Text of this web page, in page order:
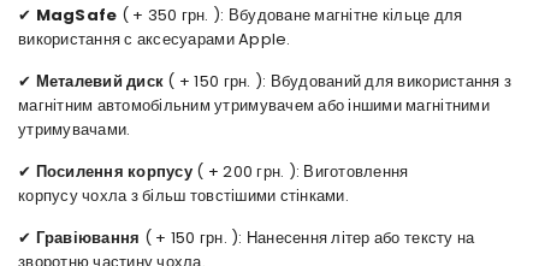
✔ MagSafe ( + 350 грн. ): Вбудоване магнітне кільце для
використання с аксесуарами Apple.
✔ Металевий диск ( + 150 грн. ): Вбудований для використання з
магнітним автомобільним утримувачем або іншими магнітними
утримувачами.
✔ Посилення корпусу ( + 200 грн. ): Виготовлення
корпусу чохла з більш товстішими стінками.
✔ Гравіювання ( + 150 грн. ): Нанесення літер або тексту на